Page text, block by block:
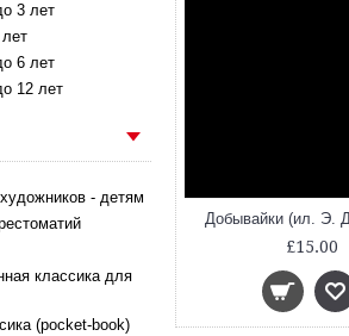
3 лет
6 лет
12 лет
- детям
классика для
(pocket-book)
Добывайки (ил. Э.
£15.00